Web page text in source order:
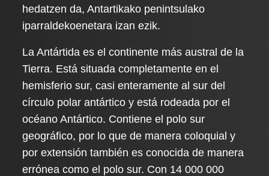
hedatzen da, Antartikako penintsulako
iparraldekoenetara izan ezik.
La Antártida es el continente más austral de la
Tierra. Está situada completamente en el
hemisferio sur, casi enteramente al sur del
círculo polar antártico y está rodeada por el
océano Antártico. Contiene el polo sur
geográfico, por lo que de manera coloquial y
por extensión también es conocida de manera
errónea como el polo sur. Con 14 000 000